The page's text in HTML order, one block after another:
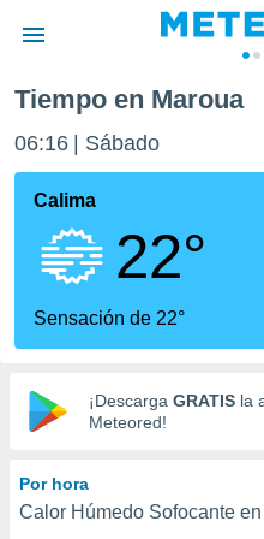
de
ha
calidad.
a este
las
y
digital
basada
Tiempo en Maroua
06:16 Sábado
Calima
22°
Sensación de 22°
¡Descarga GRATIS la
Meteored!
Por hora
Calor Húmedo Sofocante